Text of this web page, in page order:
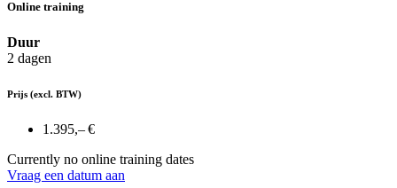
Online training
Duur
2 dagen
Prijs (excl. BTW)
1.395,– €
Currently no online training dates
Vraag een datum aan